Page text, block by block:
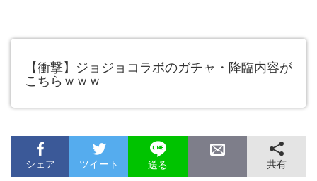
【衝撃】ジョジョコラボのガチャ・降臨内容が
こちらｗｗｗ
シェア ツイート 送る 共有